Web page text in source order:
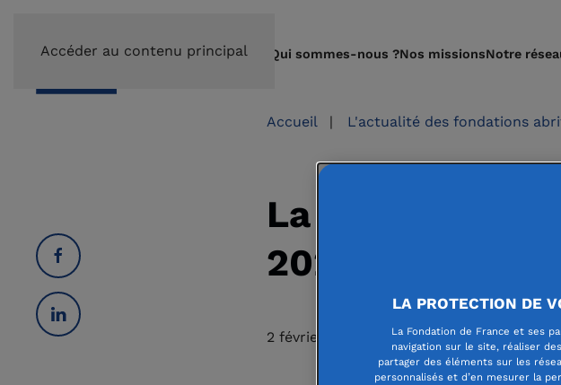
Accéder au contenu principal Qui sommes-nous ?Nos missionsNotre
Accueil | L'actualité des fondations
La Fondation
2026 du «
2 février 2026
LA PROTECTION DE
La Fondation de France et ses
navigation sur le site, réaliser
partager des éléments sur les
personnalisés et d’en mesurer la